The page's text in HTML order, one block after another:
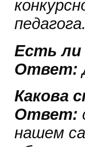
педагога.
Есть ли
Ответ:
Какова
Ответ:
нашем